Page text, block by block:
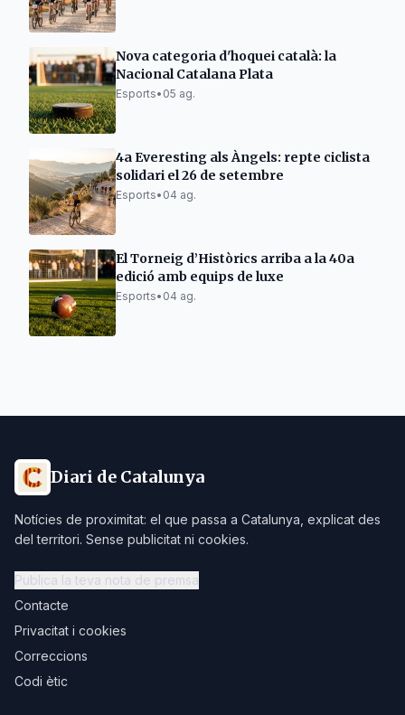
Nova categoria d'hoquei català: la
Nacional Catalana Plata
Esports• 05 ag.
4a Everesting als Àngels: repte ciclista
solidari el 26 de setembre
Esports• 04 ag.
El Torneig d’Històrics arriba a la 40a
edició amb equips de luxe
Esports• 04 ag.
Diari de Catalunya
Notícies de proximitat: el que passa a Catalunya, explicat des
del territori. Sense publicitat ni cookies.
Publica la teva nota de premsa
Contacte
Privacitat i cookies
Correccions
Codi ètic